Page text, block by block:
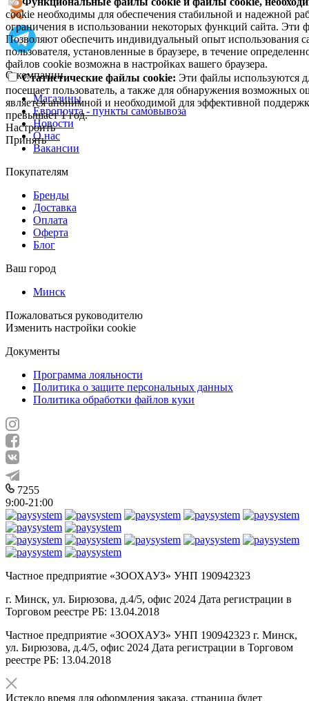
cookie необходимы для обеспечения стабильной и надежной
ограничения в использовании некоторых функций сайта. Эти
Позволяют обеспечить индивидуальный опыт использования
пользователя, установленные в браузере, в течение
файлов cookie возможна в настройках вашего браузера.
Статистические файлы cookie: Эти файлы используются
посещает пользователь, а также для обнаружения возможных
является анонимной и необходимой для эффективной
превышает 1 год.
Настроить
Принять
О компании
Магазины
Европочта - пункты самовывоза
Новости
О нас
Вакансии
Покупателям
Бренды
Доставка
Оплата
Оферта
Блог
Ваш город
Минск
Пожаловаться руководителю
Изменить настройки cookie
Документы
Программа лояльности
Политика о защите персональных данных
Политика обработки файлов куки
7255
9:00-21:00
Частное предприятие «ЗООХАУЗ» УНП 190942323
г. Минск, ул. Бирюзова, д.4/5, офис 2024 Дата регистрации в
Торговом реестре РБ: 13.04.2018
Частное предприятие «ЗООХАУЗ» УНП 190942323 г. Минск,
ул. Бирюзова, д.4/5, офис 2024 Дата регистрации в Торговом
реестре РБ: 13.04.2018
Истекло время для оформления заказа, страница будет